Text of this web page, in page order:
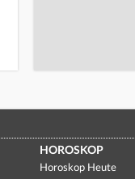
HOROSKOP
Horoskop Heute